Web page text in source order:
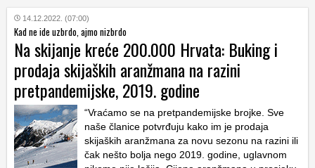
14.12.2022. (07:00)
Kad ne ide uzbrdo, ajmo nizbrdo
Na skijanje kreće 200.000 Hrvata: Buking i
prodaja skijaških aranžmana na razini
pretpandemijske, 2019. godine
“Vraćamo se na pretpandemijske brojke. Sve
naše članice potvrđuju kako im je prodaja
skijaških aranžmana za novu sezonu na razini ili
čak nešto bolja nego 2019. godine, uglavnom